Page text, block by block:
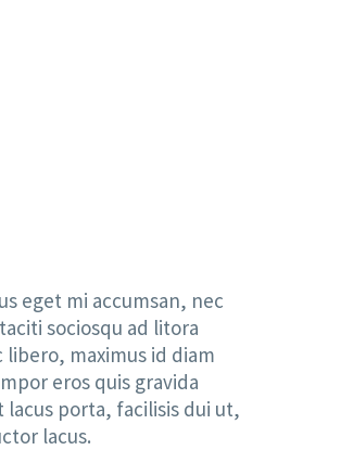
eget mi accumsan, nec
sociosqu ad litora
maximus id diam
eros quis gravida
lacus porta, facilisis dui ut,
lacus.